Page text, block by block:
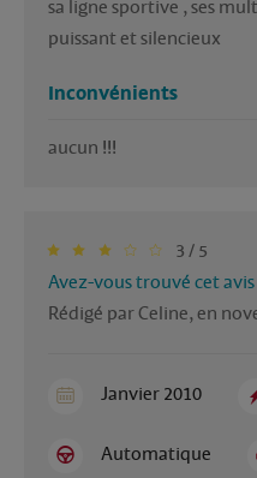
sa ligne sportive , ses
puissant et silencieux
Inconvénients
aucun !!!
3 / 5
Avez-vous trouvé cet
Rédigé par Celine, en
Janvier 2010
Automatique